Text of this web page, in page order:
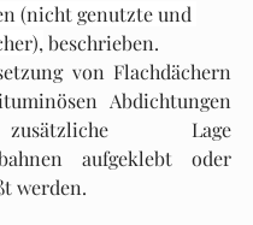
(nicht genutzte und
beschrieben.
von Flachdächern
Abdichtungen
Lage
aufgeklebt oder
werden.